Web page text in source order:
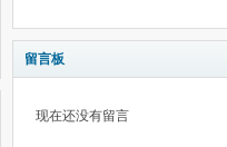
留言板
现在还没有留言